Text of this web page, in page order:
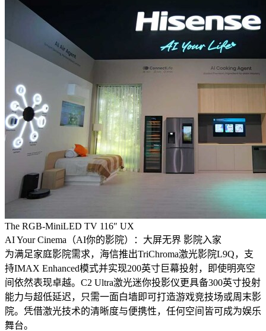
The RGB-MiniLED TV 116″ UX
AI Your Cinema（AI你的影院）：大屏无界 影院入家
为满足家庭影院需求，海信推出TriChroma激光影院L9Q，支
持IMAX Enhanced模式并实现200英寸巨幕投射，即使明亮空
间依然表现卓越。C2 Ultra激光迷你投影仪更具备300英寸投射
能力与超低延迟，只需一面白墙即可打造游戏竞技场或周末影
院。凭借激光技术的清晰度与便携性，任何空间皆可成为娱乐
舞台。